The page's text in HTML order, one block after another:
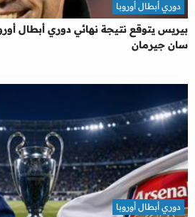
بيريس يتوقع نتيجة نهائي دوري أبطال
سان جيرمان
دوري أبطال أوروبا
دوري أبطال أوروبا